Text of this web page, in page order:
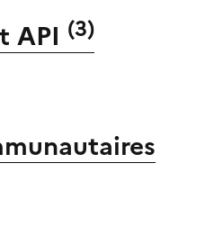
API (3)